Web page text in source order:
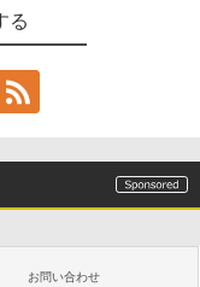
- 1000 Robux 【限
を含む】 【オンラ
& Business 202
インコード版|Wind
葉 AI画像生成シリー
素人 でも安心 使い
にもコンテンツ作成
非エンジニアのた
優しい、かさばら
みやすい、6週間持
ク、16GB、広告な
グニチャーエディ
節ライト、12週間
なし、メタリック
る
お問い合わせ